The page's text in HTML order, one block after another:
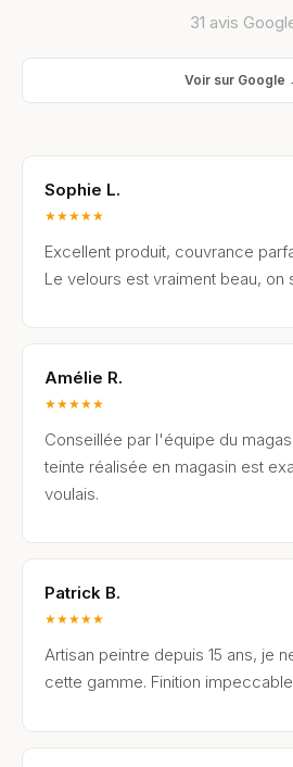
31 avis
Voir sur Google
Sophie L.
★★★★★
Excellent produit, couvrance
Le velours est vraiment beau, on
Amélie R.
★★★★★
Conseillée par l'équipe du
teinte réalisée en magasin est
voulais.
Patrick B.
★★★★★
Artisan peintre depuis 15 ans, je
cette gamme. Finition